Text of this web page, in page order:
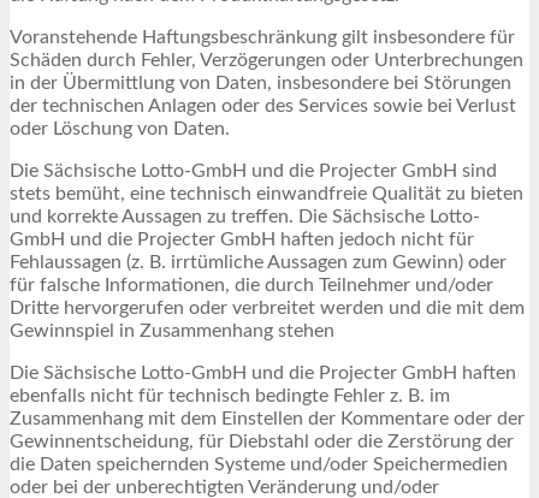
Voranstehende Haftungsbeschränkung gilt insbesondere für
Schäden durch Fehler, Verzögerungen oder Unterbrechungen
in der Übermittlung von Daten, insbesondere bei Störungen
der technischen Anlagen oder des Services sowie bei Verlust
oder Löschung von Daten.
Die Sächsische Lotto-GmbH und die Projecter GmbH sind
stets bemüht, eine technisch einwandfreie Qualität zu bieten
und korrekte Aussagen zu treffen. Die Sächsische Lotto-
GmbH und die Projecter GmbH haften jedoch nicht für
Fehlaussagen (z. B. irrtümliche Aussagen zum Gewinn) oder
für falsche Informationen, die durch Teilnehmer und/oder
Dritte hervorgerufen oder verbreitet werden und die mit dem
Gewinnspiel in Zusammenhang stehen
Die Sächsische Lotto-GmbH und die Projecter GmbH haften
ebenfalls nicht für technisch bedingte Fehler z. B. im
Zusammenhang mit dem Einstellen der Kommentare oder der
Gewinnentscheidung, für Diebstahl oder die Zerstörung der
die Daten speichernden Systeme und/oder Speichermedien
oder bei der unberechtigten Veränderung und/oder